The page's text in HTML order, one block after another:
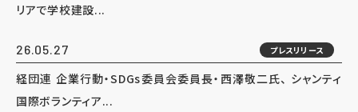
リアで学校建設...
26.05.27 プレスリリース
経団連 企業行動・SDGs委員会委員長・西澤敬二氏、 シャンティ
国際ボランティア...